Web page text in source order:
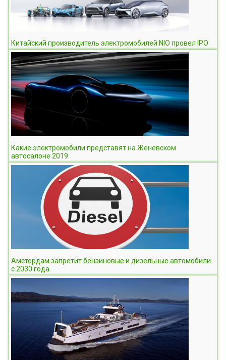
Китайский производитель электромобилей NIO провел IPO
Какие электромобили представят на Женевском
автосалоне 2019
Амстердам запретит бензиновые и дизельные автомобили
с 2030 года